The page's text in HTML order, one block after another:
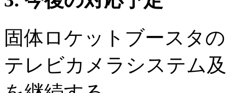
固体ロケットブースタ
テレビカメラシステム